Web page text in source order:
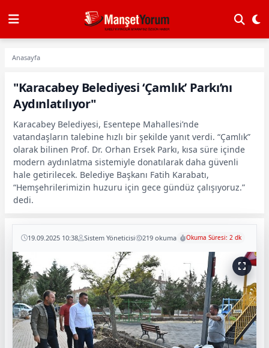
Anasayfa
"Karacabey Belediyesi ‘Çamlık’ Parkı’nı
Aydınlatılıyor"
Karacabey Belediyesi, Esentepe Mahallesi’nde
vatandaşların talebine hızlı bir şekilde yanıt verdi. “Çamlık”
olarak bilinen Prof. Dr. Orhan Ersek Parkı, kısa süre içinde
modern aydınlatma sistemiyle donatılarak daha güvenli
hale getirilecek. Belediye Başkanı Fatih Karabatı,
“Hemşehrilerimizin huzuru için gece gündüz çalışıyoruz.”
dedi.
19.09.2025 10:38 Sistem Yöneticisi 219 okuma Okuma Süresi: 2 dk